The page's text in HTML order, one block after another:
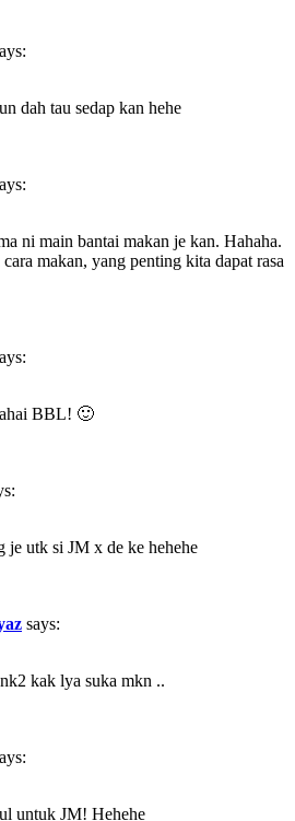
dah tau sedap kan hehe
ni main bantai makan je kan. Hahaha.
makan, yang penting kita dapat rasa
BBL! 🙂
je utk si JM x de ke hehehe
says:
kak lya suka mkn ..
untuk JM! Hehehe